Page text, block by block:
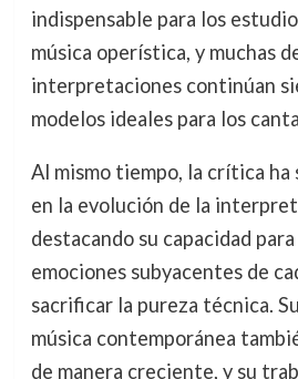
indispensable para los
música operística, y muchas
interpretaciones continúan
modelos ideales para los
Al mismo tiempo, la crítica ha
en la evolución de la
destacando su capacidad
emociones subyacentes de
sacrificar la pureza técnica.
música contemporánea
de manera creciente, y su